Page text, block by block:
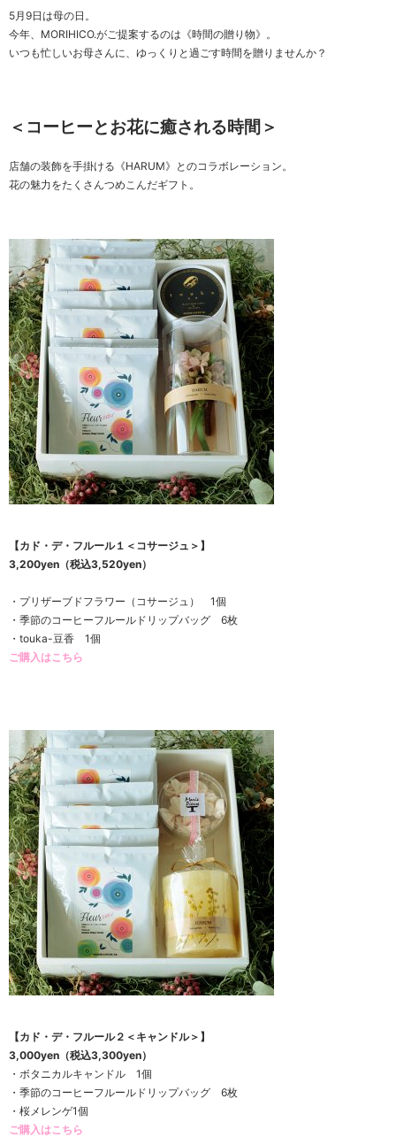
5月9日は母の日。
今年、MORIHICO.がご提案するのは《時間の贈り物》。
いつも忙しいお母さんに、ゆっくりと過ごす時間を贈りませんか？
＜コーヒーとお花に癒される時間＞
店舗の装飾を手掛ける《HARUM》とのコラボレーション。
花の魅力をたくさんつめこんだギフト。
【カド・デ・フルール１＜コサージュ＞】
3,200yen（税込3,520yen）
・プリザーブドフラワー（コサージュ） 1個
・季節のコーヒーフルールドリップバッグ 6枚
・ touka-豆香 1個
ご購入はこちら
【カド・デ・フルール２＜キャンドル＞】
3,000yen（税込3,300yen）
・ボタニカルキャンドル 1個
・季節のコーヒーフルールドリップバッグ 6枚
・桜メレンゲ1個
ご購入はこちら